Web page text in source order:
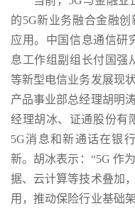
的5G新业务融合金融
应用。中国信息通信研
息工作组副组长付国强
等新型电信业务发展现
产品事业部总经理胡明
经理胡冰、证通股份有
5G消息和新通话在银
新。胡冰表示：“5G 作
据、云计算等技术叠加
用，推动保险行业基础